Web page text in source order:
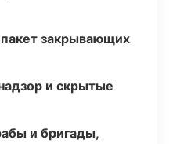
закрывающих
и скрытые
и бригады,